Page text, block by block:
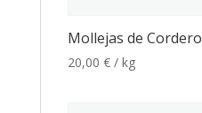
Mollejas de Cordero
20,00 € / kg